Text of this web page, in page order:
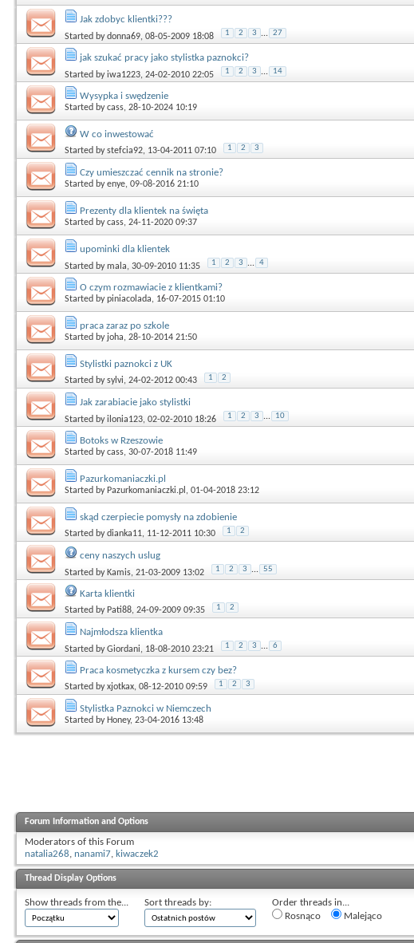
Jak zdobyc klientki???
Started bydonna69, 08-05-2009 18:08 1 2 3 ... 27
jak szukać pracy jako stylistka paznokci?
Started byiwa1223, 24-02-2010 22:05 1 2 3 ... 14
Wysypka i swędzenie
Started bycass, 28-10-2024 10:19
W co inwestować
Started bystefcia92, 13-04-2011 07:10 1 2 3
Czy umieszczać cennik na stronie?
Started byenye, 09-08-2016 21:10
Prezenty dla klientek na święta
Started bycass, 24-11-2020 09:37
upominki dla klientek
Started bymala, 30-09-2010 11:35 1 2 3 ... 4
O czym rozmawiacie z klientkami?
Started bypiniacolada, 16-07-2015 01:10
praca zaraz po szkole
Started by joha, 28-10-2014 21:50
Stylistki paznokci z UK
Started bysylvi, 24-02-2012 00:43 1 2
Jak zarabiacie jako stylistki
Started byilonia123, 02-02-2010 18:26 1 2 3 ... 10
Botoks w Rzeszowie
Started bycass, 30-07-2018 11:49
Pazurkomaniaczki.pl
Started by Pazurkomaniaczki.pl , 01-04-2018 23:12
skąd czerpiecie pomysły na zdobienie
Started bydianka11, 11-12-2011 10:30 1 2
ceny naszych uslug
Started by Kamis, 21-03-2009 13:02 1 2 3 ... 55
Karta klientki
Started by Pati88, 24-09-2009 09:35 1 2
Najmłodsza klientka
Started byGiordani, 18-08-2010 23:21 1 2 3 ... 6
Praca kosmetyczka z kursem czy bez?
Started byxjotkax, 08-12-2010 09:59 1 2 3
Stylistka Paznokci w Niemczech
Started by Honey, 23-04-2016 13:48
Forum Information and Options
Moderators of this Forum
natalia268, nanami7, kiwaczek2
Thread Display Options
Show threads from the... Sort threads by:
Order threads in...
Rosnąco
Malejąco